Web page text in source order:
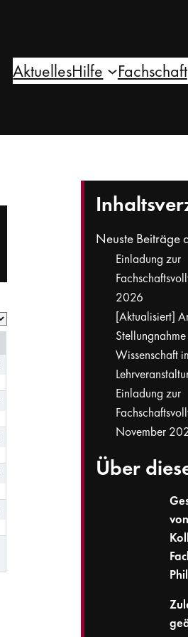
AktuellesHilfe Fachschaft
Neuste Beiträge
Einladung zur
2026
[Aktualisiert]
Wissenschaft
Einladung zur
November
Über